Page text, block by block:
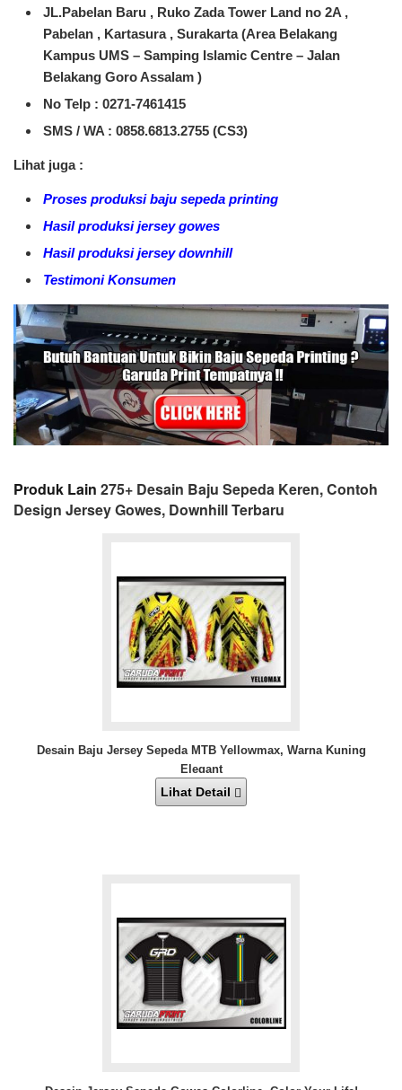
JL.Pabelan Baru , Ruko Zada Tower Land no 2A ,
Pabelan , Kartasura , Surakarta (Area Belakang
Kampus UMS – Samping Islamic Centre – Jalan
Belakang Goro Assalam )
No Telp : 0271-7461415
SMS / WA : 0858.6813.2755 (CS3)
Lihat juga :
Proses produksi baju sepeda printing
Hasil produksi jersey gowes
Hasil produksi jersey downhill
Testimoni Konsumen
Produk Lain 275+ Desain Baju Sepeda Keren, Contoh
Design Jersey Gowes, Downhill Terbaru
Desain Baju Jersey Sepeda MTB Yellowmax, Warna Kuning
Elegant
Lihat Detail